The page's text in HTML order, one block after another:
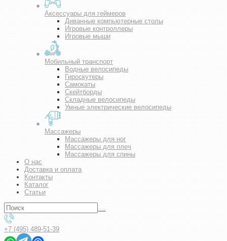
Аксессуары для геймеров
Диванные компьютерные столы
Игровые контроллеры
Игровые мыши
Мобильный транспорт
Водные велосипеды
Гироскутеры
Самокаты
Скейтборды
Складные велосипеды
Умные электрические велосипеды
Массажеры
Массажеры для ног
Массажеры для плеч
Массажеры для спины
О нас
Доставка и оплата
Контакты
Каталог
Статьи
+7 (495) 489-51-39